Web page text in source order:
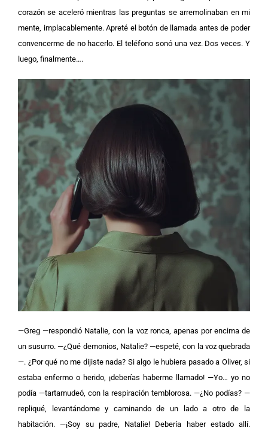
corazón se aceleró mientras las preguntas se arremolinaban en mi
mente, implacablemente. Apreté el botón de llamada antes de poder
convencerme de no hacerlo. El teléfono sonó una vez. Dos veces. Y
luego, finalmente….
—Greg —respondió Natalie, con la voz ronca, apenas por encima de
un susurro. —¿Qué demonios, Natalie? —espeté, con la voz quebrada
—. ¿Por qué no me dijiste nada? Si algo le hubiera pasado a Oliver, si
estaba enfermo o herido, ¡deberías haberme llamado! —Yo… yo no
podía —tartamudeó, con la respiración temblorosa. —¿No podías? —
repliqué, levantándome y caminando de un lado a otro de la
habitación. —¡Soy su padre, Natalie! Debería haber estado allí.